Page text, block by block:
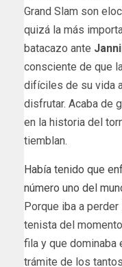
Grand Slam son
quizá la más
batacazo ante
consciente de que
difíciles de su vida
disfrutar. Acaba de
en la historia del
tiemblan.
Había tenido que
número uno del
Porque iba a
tenista del
fila y que dominaba
trámite de los